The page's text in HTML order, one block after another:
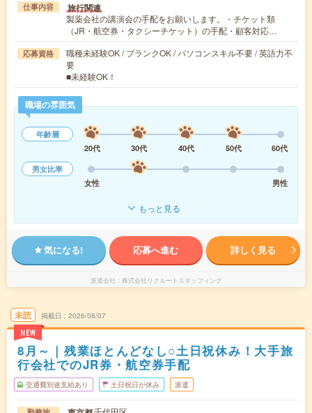
仕事内容 旅行関連
製薬会社の講演会の手配をお願いします。・チケット類
（JR・航空券・タクシーチケット）の手配・顧客対応…
応募資格
職種未経験OK / ブランクOK / パソコンスキル不要 / 英語力不
要
■未経験OK！
職場の雰囲気
年齢層
20代
30代 40代 50代
60代
男女比率
女性
男性
もっと見る
気になる! 応募へ進む 詳しく見る
派遣会社 株式会社リクルートスタッフィング
未読
NEW
掲載日 2026/08/07
8月～｜残業ほとんどなし○土日祝休み！大手旅
行会社でのJR券・航空券手配
交通費別途支給あり 土日祝日が休み 派遣